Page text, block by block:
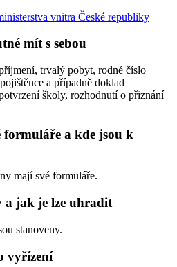
vnitra České republiky
mít s sebou
trvalý pobyt, rodné číslo
a případně doklad
školy, rozhodnutí o přiznání
formuláře a kde jsou k
mají své formuláře.
a jak je lze uhradit
stanoveny.
vyřízení